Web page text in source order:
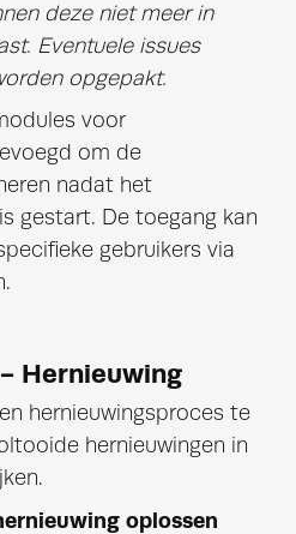
deze niet meer in
Eventuele issues
opgepakt.
voor
om de
nadat het
gestart. De toegang kan
gebruikers via
Hernieuwing
hernieuwingsproces te
hernieuwingen in
oplossen